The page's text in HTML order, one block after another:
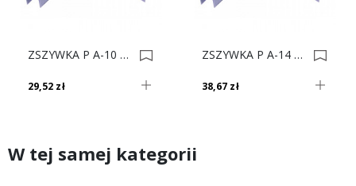
ZSZYWKA P A-10 Op.17500 0001208
29,52 zł
ZSZYWKA P A-14 Op.16800 0001214
38,67 zł
W tej samej kategorii